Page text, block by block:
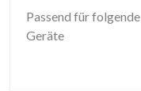
Passend für folgende
Geräte